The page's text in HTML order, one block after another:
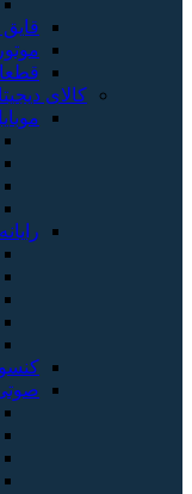
کالای
رایانه